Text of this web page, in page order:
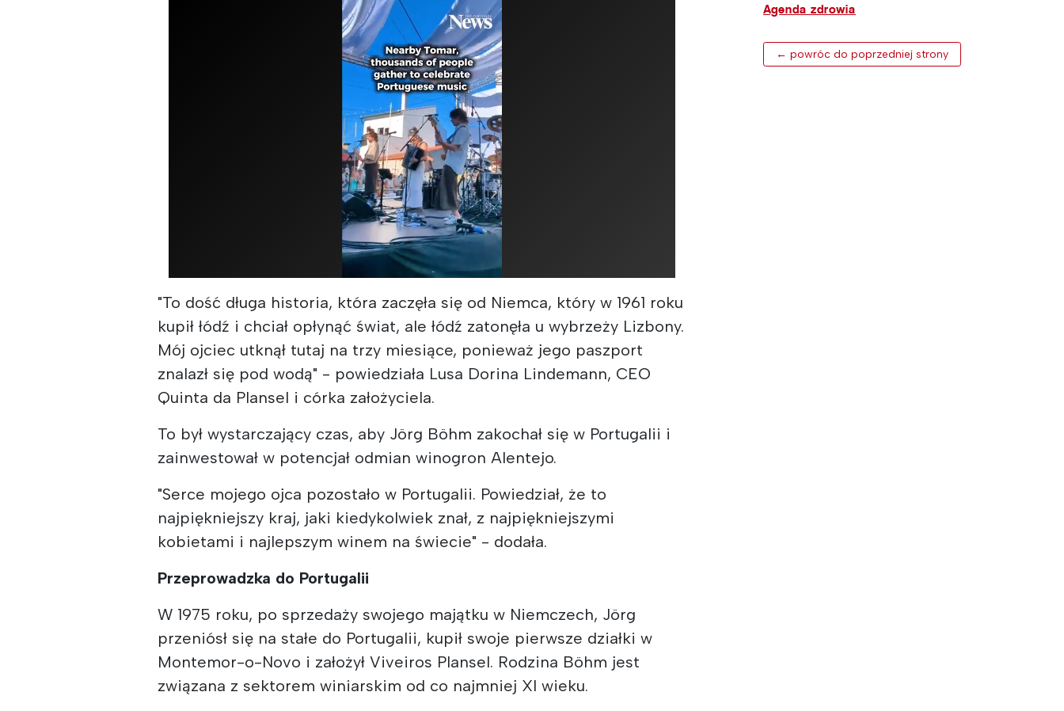
"To dość długa historia, która zaczęła się od Niemca, który w 1961 roku
kupił łódź i chciał opłynąć świat, ale łódź zatonęła u wybrzeży Lizbony.
Mój ojciec utknął tutaj na trzy miesiące, ponieważ jego paszport
znalazł się pod wodą" - powiedziała Lusa Dorina Lindemann, CEO
Quinta da Plansel i córka założyciela.
To był wystarczający czas, aby Jörg Böhm zakochał się w Portugalii i
zainwestował w potencjał odmian winogron Alentejo.
"Serce mojego ojca pozostało w Portugalii. Powiedział, że to
najpiękniejszy kraj, jaki kiedykolwiek znał, z najpiękniejszymi
kobietami i najlepszym winem na świecie" - dodała.
Przeprowadzka do Portugalii
W 1975 roku, po sprzedaży swojego majątku w Niemczech, Jörg
przeniósł się na stałe do Portugalii, kupił swoje pierwsze działki w
Montemor-o-Novo i założył Viveiros Plansel. Rodzina Böhm jest
związana z sektorem winiarskim od co najmniej XI wieku.
Agenda zdrowia
← powróc do poprzedniej strony